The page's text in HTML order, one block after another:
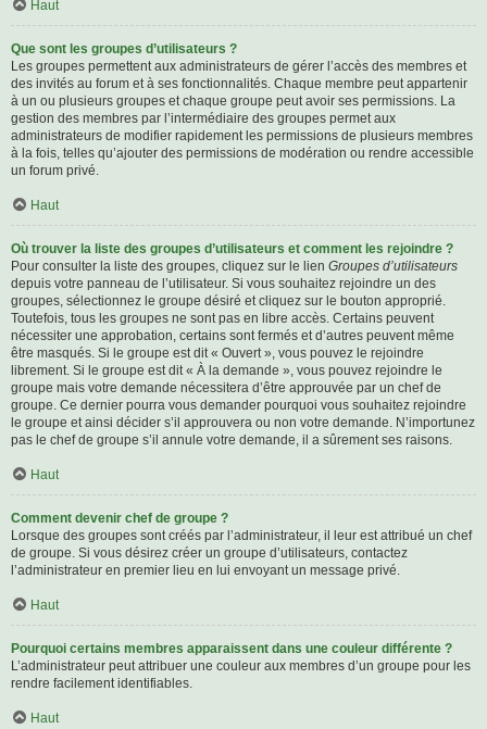
Haut
Que sont les groupes d’utilisateurs ?
Les groupes permettent aux administrateurs de gérer l’accès des membres et
des invités au forum et à ses fonctionnalités. Chaque membre peut appartenir
à un ou plusieurs groupes et chaque groupe peut avoir ses permissions. La
gestion des membres par l’intermédiaire des groupes permet aux
administrateurs de modifier rapidement les permissions de plusieurs membres
à la fois, telles qu’ajouter des permissions de modération ou rendre accessible
un forum privé.
Haut
Où trouver la liste des groupes d’utilisateurs et comment les rejoindre ?
Pour consulter la liste des groupes, cliquez sur le lien Groupes d’utilisateurs
depuis votre panneau de l’utilisateur. Si vous souhaitez rejoindre un des
groupes, sélectionnez le groupe désiré et cliquez sur le bouton approprié.
Toutefois, tous les groupes ne sont pas en libre accès. Certains peuvent
nécessiter une approbation, certains sont fermés et d’autres peuvent même
être masqués. Si le groupe est dit « Ouvert », vous pouvez le rejoindre
librement. Si le groupe est dit « À la demande », vous pouvez rejoindre le
groupe mais votre demande nécessitera d’être approuvée par un chef de
groupe. Ce dernier pourra vous demander pourquoi vous souhaitez rejoindre
le groupe et ainsi décider s’il approuvera ou non votre demande. N’importunez
pas le chef de groupe s’il annule votre demande, il a sûrement ses raisons.
Haut
Comment devenir chef de groupe ?
Lorsque des groupes sont créés par l’administrateur, il leur est attribué un chef
de groupe. Si vous désirez créer un groupe d’utilisateurs, contactez
l’administrateur en premier lieu en lui envoyant un message privé.
Haut
Pourquoi certains membres apparaissent dans une couleur différente ?
L’administrateur peut attribuer une couleur aux membres d’un groupe pour les
rendre facilement identifiables.
Haut